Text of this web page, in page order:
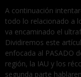
A continuación
todo lo relacionado a
va encaminado el
Dividiremos este
enfocada al PASADO
región, la IAU y los
segunda parte